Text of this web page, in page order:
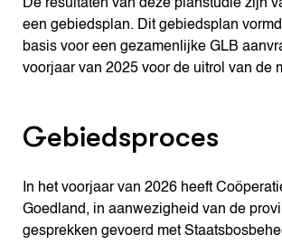
De resultaten van deze planstudie zijn
een gebiedsplan. Dit gebiedsplan
basis voor een gezamenlijke GLB
voorjaar van 2025 voor de uitrol van de
Gebiedsproces
In het voorjaar van 2026 heeft
Goedland, in aanwezigheid van de
gesprekken gevoerd met